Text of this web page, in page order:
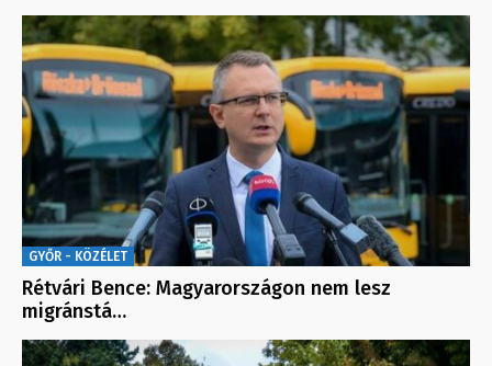
GYŐR - KÖZÉLET
Rétvári Bence: Magyarországon nem lesz
migránstá…